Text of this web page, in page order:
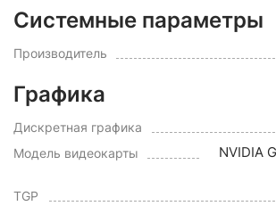
Системные параметры
Производитель
Графика
Дискретная графика
Модель видеокарты
NVIDIA
TGP